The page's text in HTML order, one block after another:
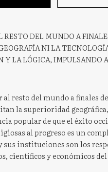
RESTO DEL MUNDO A
NI LA
Y LA LÓGICA, IMPULSANDO
resto del mundo a finales
la superioridad
popular de que el éxito
al progreso es un
instituciones son los
científicos y económicos